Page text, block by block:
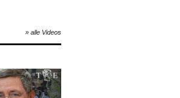
» alle Videos